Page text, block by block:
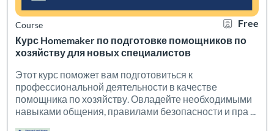
Курс Homemaker по подготовке помощников по
хозяйству для новых специалистов
Course Free
Этот курс поможет вам подготовиться к
профессиональной деятельности в качестве
помощника по хозяйству. Овладейте необходимыми
навыками общения, правилами безопасности и пра ...